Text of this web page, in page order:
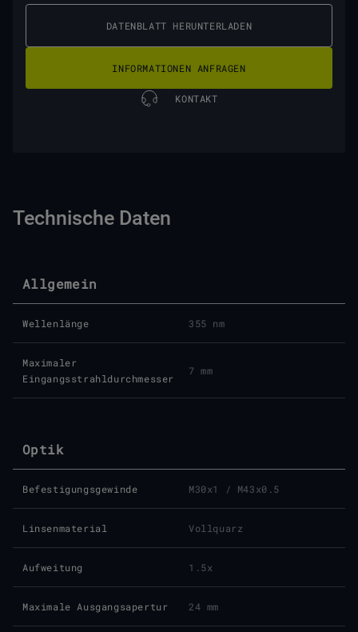
DATENBLATT HERUNTERLADEN
INFORMATIONEN ANFRAGEN
KONTAKT
Technische Daten
Allgemein
Wellenlänge 355 nm
Maximaler
Eingangsstrahldurchmesser
7 mm
Optik
Befestigungsgewinde M30x1 / M43x0.5
Linsenmaterial Vollquarz
Aufweitung 1.5x
Maximale Ausgangsapertur 24 mm